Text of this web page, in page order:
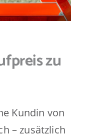
zu
Kundin von
– zusätzlich